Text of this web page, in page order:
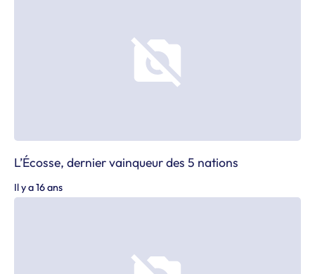
L’Écosse, dernier vainqueur des 5 nations
Il y a 16 ans